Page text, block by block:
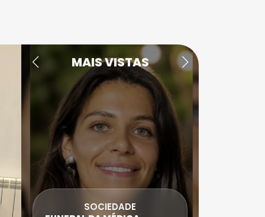
MAIS VISTAS
DESPORTO